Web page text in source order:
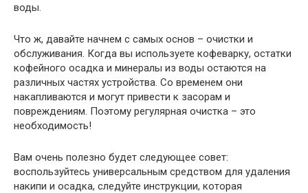
воды.
Что ж, давайте начнем с самых основ – очистки и
обслуживания. Когда вы используете кофеварку, остатки
кофейного осадка и минералы из воды остаются на
различных частях устройства. Со временем они
накапливаются и могут привести к засорам и
повреждениям. Поэтому регулярная очистка – это
необходимость!
Вам очень полезно будет следующее совет:
воспользуйтесь универсальным средством для удаления
накипи и осадка, следуйте инструкции, которая